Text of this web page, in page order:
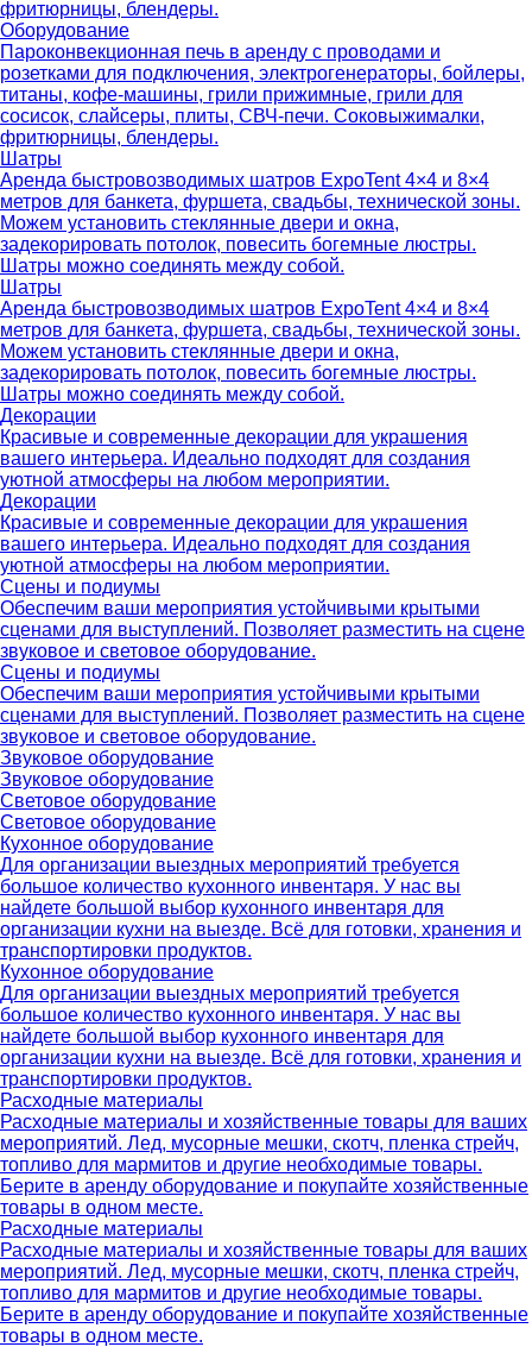
фритюрницы, блендеры.
Оборудование
Пароконвекционная печь в аренду с проводами и
розетками для подключения, электрогенераторы, бойлеры,
титаны, кофе-машины, грили прижимные, грили для
сосисок, слайсеры, плиты, СВЧ-печи. Соковыжималки,
фритюрницы, блендеры.
Шатры
Аренда быстровозводимых шатров ExpoTent 4×4 и 8×4
метров для банкета, фуршета, свадьбы, технической зоны.
Можем установить стеклянные двери и окна,
задекорировать потолок, повесить богемные люстры.
Шатры можно соединять между собой.
Шатры
Аренда быстровозводимых шатров ExpoTent 4×4 и 8×4
метров для банкета, фуршета, свадьбы, технической зоны.
Можем установить стеклянные двери и окна,
задекорировать потолок, повесить богемные люстры.
Шатры можно соединять между собой.
Декорации
Красивые и современные декорации для украшения
вашего интерьера. Идеально подходят для создания
уютной атмосферы на любом мероприятии.
Декорации
Красивые и современные декорации для украшения
вашего интерьера. Идеально подходят для создания
уютной атмосферы на любом мероприятии.
Сцены и подиумы
Обеспечим ваши мероприятия устойчивыми крытыми
сценами для выступлений. Позволяет разместить на сцене
звуковое и световое оборудование.
Сцены и подиумы
Обеспечим ваши мероприятия устойчивыми крытыми
сценами для выступлений. Позволяет разместить на сцене
звуковое и световое оборудование.
Звуковое оборудование
Звуковое оборудование
Световое оборудование
Световое оборудование
Кухонное оборудование
Для организации выездных мероприятий требуется
большое количество кухонного инвентаря. У нас вы
найдете большой выбор кухонного инвентаря для
организации кухни на выезде. Всё для готовки, хранения и
транспортировки продуктов.
Кухонное оборудование
Для организации выездных мероприятий требуется
большое количество кухонного инвентаря. У нас вы
найдете большой выбор кухонного инвентаря для
организации кухни на выезде. Всё для готовки, хранения и
транспортировки продуктов.
Расходные материалы
Расходные материалы и хозяйственные товары для ваших
мероприятий. Лед, мусорные мешки, скотч, пленка стрейч,
топливо для мармитов и другие необходимые товары.
Берите в аренду оборудование и покупайте хозяйственные
товары в одном месте.
Расходные материалы
Расходные материалы и хозяйственные товары для ваших
мероприятий. Лед, мусорные мешки, скотч, пленка стрейч,
топливо для мармитов и другие необходимые товары.
Берите в аренду оборудование и покупайте хозяйственные
товары в одном месте.